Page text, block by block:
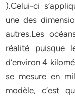
).Celui-ci
une des
autres.Les
réalité puisque
d’environ 4
se mesure en
modèle, c’est